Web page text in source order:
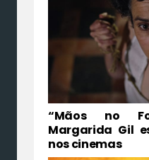
“Mãos no
Margarida Gil
nos cinemas